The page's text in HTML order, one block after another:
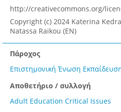
http://creativecommons.org/
Copyright (c) 2024 Katerina
Natassa Raikou (EN)
Πάροχος
Επιστημονική Ένωση
Αποθετήριο / συλλογή
Adult Education Critical Issues